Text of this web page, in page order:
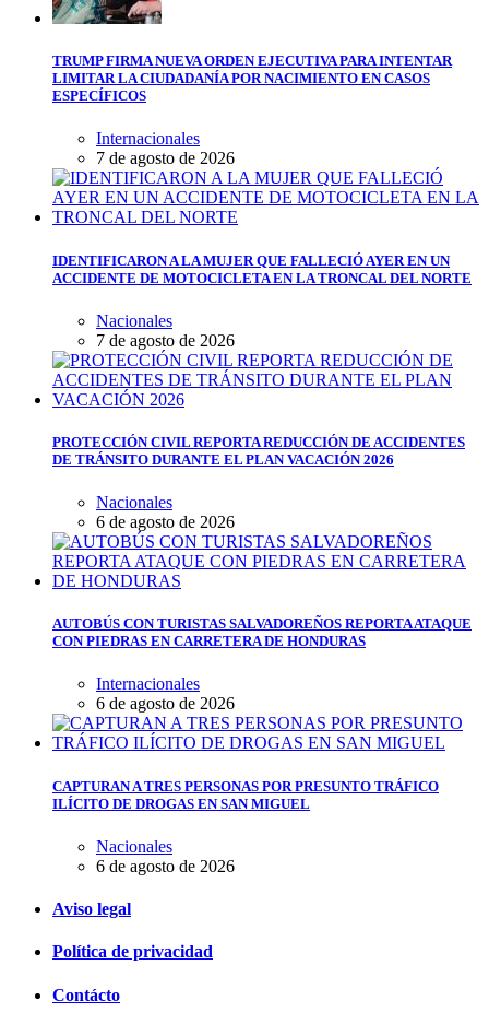
TRUMP FIRMA NUEVA ORDEN EJECUTIVA PARA INTENTAR
LIMITAR LA CIUDADANÍA POR NACIMIENTO EN CASOS
ESPECÍFICOS
Internacionales
7 de agosto de 2026
IDENTIFICARON A LA MUJER QUE FALLECIÓ AYER EN UN
ACCIDENTE DE MOTOCICLETA EN LA TRONCAL DEL NORTE
Nacionales
7 de agosto de 2026
PROTECCIÓN CIVIL REPORTA REDUCCIÓN DE ACCIDENTES
DE TRÁNSITO DURANTE EL PLAN VACACIÓN 2026
Nacionales
6 de agosto de 2026
AUTOBÚS CON TURISTAS SALVADOREÑOS REPORTA ATAQUE
CON PIEDRAS EN CARRETERA DE HONDURAS
Internacionales
6 de agosto de 2026
CAPTURAN A TRES PERSONAS POR PRESUNTO TRÁFICO
ILÍCITO DE DROGAS EN SAN MIGUEL
Nacionales
6 de agosto de 2026
Aviso legal
Política de privacidad
Contácto